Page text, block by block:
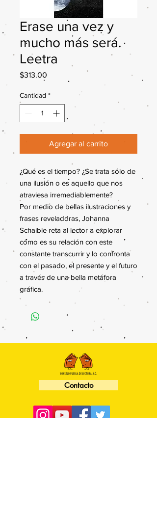
Erase una vez y
mucho más será.
Leetra
$313.00
Cantidad *
Agregar al carrito
¿Qué es el tiempo? ¿Se trata sólo de
una ilusión o es aquello que nos
atraviesa irremediablemente?
Por medio de bellas ilustraciones y
frases reveladoras, Johanna
Schaible reta al lector a explorar
cómo es su relación con este
constante transcurrir y lo confronta
con el pasado, el presente y el futuro
a través de una bella metáfora
gráfica.
Contacto